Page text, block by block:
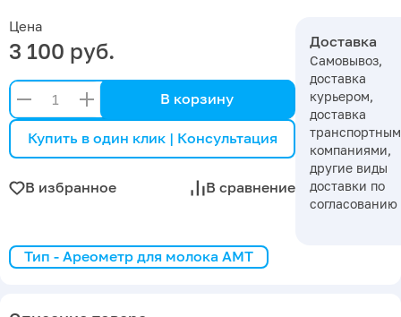
Цена
3 100 руб.
В корзину
Купить в один клик | Консультация
В избранное В сравнение
Доставка
Самовывоз,
доставка
курьером,
доставка
компаниями,
другие виды
доставки по
согласованию
Тип - Ареометр для молока АМТ